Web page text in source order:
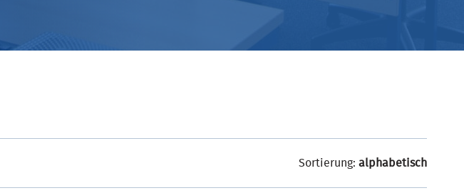
Sortierung: alphabetisch